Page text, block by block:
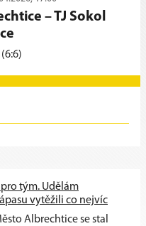
–TJ Sokol
(6:6)
tým. Udělám
vytěžili co nejvíc
Albrechtice se stal